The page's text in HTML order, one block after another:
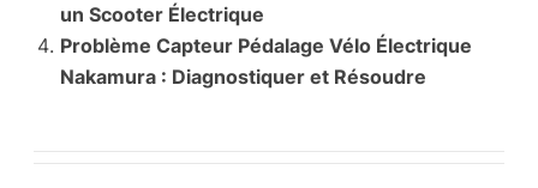
un Scooter Électrique
Problème Capteur Pédalage Vélo Électrique
Nakamura : Diagnostiquer et Résoudre